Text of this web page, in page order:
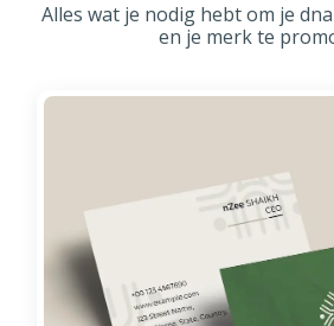
Alles wat je nodig hebt om je
en je merk te